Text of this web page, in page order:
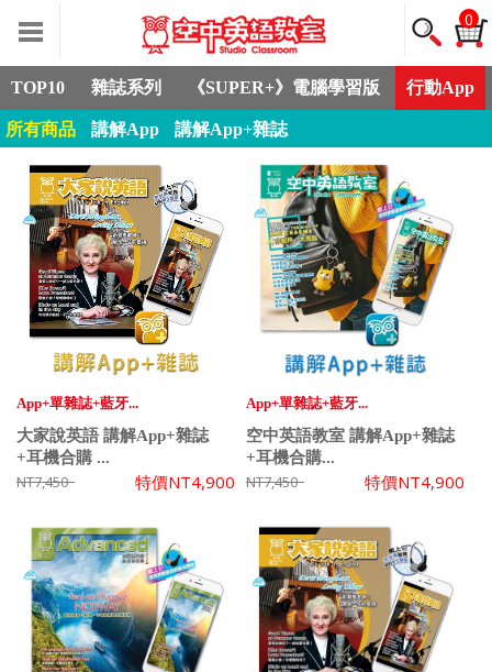
0
TOP10 雜誌系列 《SUPER+》電腦學習版 行動App
所有商品 講解App 講解App+雜誌
App+單雜誌+藍牙...
大家說英語 講解App+雜誌
+耳機合購 ...
NT7,450 特價NT4,900
App+單雜誌+藍牙...
空中英語教室 講解App+雜誌
+耳機合購...
NT7,450 特價NT4,900